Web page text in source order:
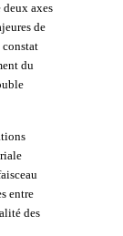
deux axes
de
du
entre
des